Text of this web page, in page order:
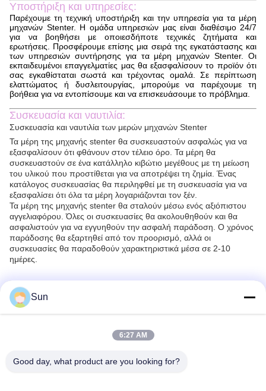
Υποστήριξη και υπηρεσίες:
Παρέχουμε τη τεχνική υποστήριξη και την υπηρεσία για τα μέρη
μηχανών Stenter. Η ομάδα υπηρεσιών μας είναι διαθέσιμο 24/7
για να βοηθήσει με οποιεσδήποτε τεχνικές ζητήματα και
ερωτήσεις. Προσφέρουμε επίσης μια σειρά της εγκατάστασης και
των υπηρεσιών συντήρησης για τα μέρη μηχανών Stenter. Οι
εκπαιδευμένοι επαγγελματίες μας θα εξασφαλίσουν το προϊόν ότι
σας εγκαθίσταται σωστά και τρέχοντας ομαλά. Σε περίπτωση
ελαττώματος ή δυσλειτουργίας, μπορούμε να παρέχουμε τη
βοήθεια για να εντοπίσουμε και να επισκευάσουμε το πρόβλημα.
Συσκευασία και ναυτιλία:
Συσκευασία και ναυτιλία των μερών μηχανών Stenter
Τα μέρη της μηχανής stenter θα συσκευαστούν ασφαλώς για να
εξασφαλίσουν ότι φθάνουν στον τέλειο όρο. Τα μέρη θα
συσκευαστούν σε ένα κατάλληλο κιβώτιο μεγέθους με τη μείωση
του υλικού που προστίθεται για να αποτρέψει τη ζημία. Ένας
κατάλογος συσκευασίας θα περιληφθεί με τη συσκευασία για να
εξασφαλίσει ότι όλα τα μέρη λογαριάζονται τον ξέν.
Τα μέρη της μηχανής stenter θα σταλούν μέσω ενός αξιόπιστου
αγγελιαφόρου. Όλες οι συσκευασίες θα ακολουθηθούν και θα
ασφαλιστούν για να εγγυηθούν την ασφαλή παράδοση. Ο χρόνος
παράδοσης θα εξαρτηθεί από τον προορισμό, αλλά οι
συσκευασίες θα παραδοθούν χαρακτηριστικά μέσα σε 2-10
ημέρες.
FAQ:
Q1.
Stenter;
οποίο προέρχεται από την Κίνα.
A2. Τα μέρη μηχανών Stenter χρησιμοποιούνται για να
Sun
6:27 AM
Good day, what product are you looking for?